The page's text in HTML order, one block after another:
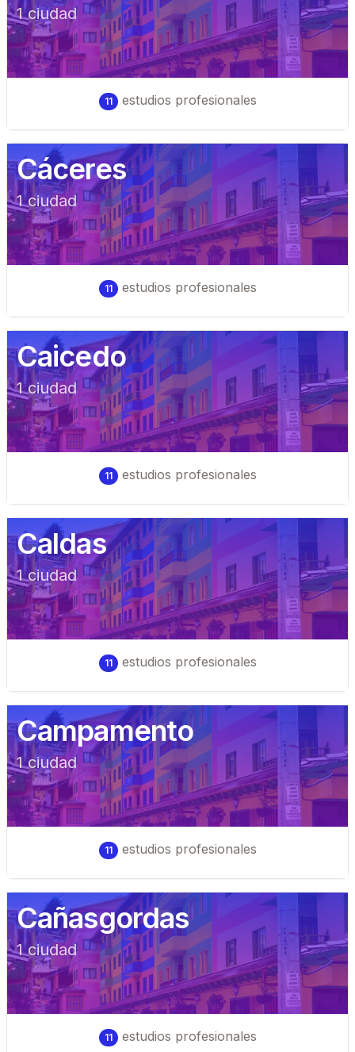
1ciudad
11 estudios profesionales
Cáceres
1ciudad
11 estudios profesionales
Caicedo
1ciudad
11 estudios profesionales
Caldas
1ciudad
11 estudios profesionales
Campamento
1ciudad
11 estudios profesionales
Cañasgordas
1ciudad
11 estudios profesionales